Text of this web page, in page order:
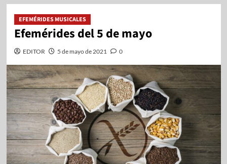
EFEMÉRIDES MUSICALES
Efemérides del 5 de mayo
EDITOR 5 de mayo de 2021 0